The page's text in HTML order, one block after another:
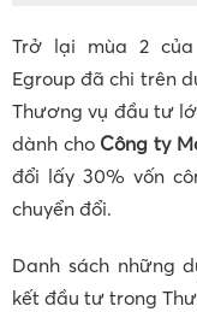
Trở lại mùa 2 của
Egroup đã chi trên
Thương vụ đầu tư
dành cho Công ty
đổi lấy 30% vốn
chuyển đổi.
Danh sách những
kết đầu tư trong